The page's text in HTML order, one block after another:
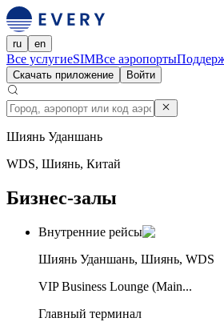
ru en
Все услугиeSIMВсе аэропорты
Скачать приложение Войти
Шиянь Уданшань
WDS, Шиянь, Китай
Бизнес-залы
Внутренние рейсы
Шиянь Уданшань, Шиянь, WDS
VIP Business Lounge (Main...
Главный терминал